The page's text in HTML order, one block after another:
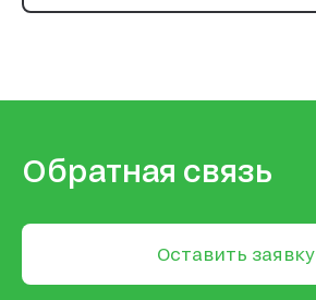
Обратная связь
Оставить заявку